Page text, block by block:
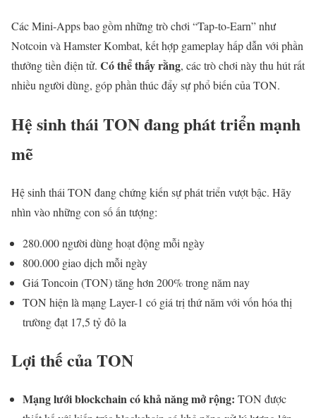
Các Mini-Apps bao gồm những trò chơi “Tap-to-Earn” như
Notcoin và Hamster Kombat, kết hợp gameplay hấp dẫn với phần
thưởng tiền điện tử. Có thể thấy rằng, các trò chơi này thu hút rất
nhiều người dùng, góp phần thúc đẩy sự phổ biến của TON.
Hệ sinh thái TON đang phát triển mạnh
mẽ
Hệ sinh thái TON đang chứng kiến sự phát triển vượt bậc. Hãy
nhìn vào những con số ấn tượng:
280.000 người dùng hoạt động mỗi ngày
800.000 giao dịch mỗi ngày
Giá Toncoin (TON) tăng hơn 200% trong năm nay
TON hiện là mạng Layer-1 có giá trị thứ năm với vốn hóa thị
trường đạt 17,5 tỷ đô la
Lợi thế của TON
Mạng lưới blockchain có khả năng mở rộng: TON được